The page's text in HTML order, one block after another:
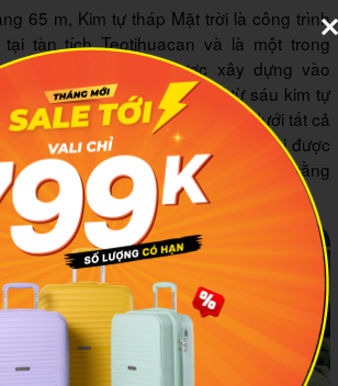
65 m, Kim tự tháp Mặt trời là công trình
tàn tích Teotihuacan và là một trong
cao nhất thế giới. Được xây dựng vào
tự tháp Mặt trời được làm từ sáu kim tự
nằm xếp chồng lên nhau, bên dưới tất cả
nay người ta vẫn chưa thể lý giải được
lại được dựng lên. Có giả thuyết cho rằng
một vị thần.